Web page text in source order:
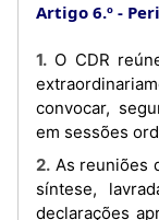
Artigo 6.º
1. O CDR reúne-se, em regra, uma vez por mês e,
convocar,
em sessões
2. As reuniões do CDR devem ser transcritas em acta
síntese,
declarações